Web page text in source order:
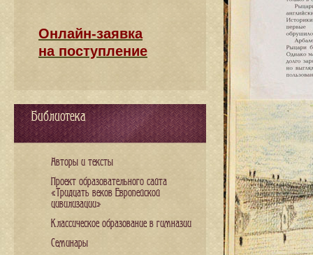
Онлайн-заявка
на поступление
Библиотека
Авторы и тексты
Проект образовательного сайта
«Тридцать веков Европейской
цивилизации»
Классическое образование в гимназии
Семинары